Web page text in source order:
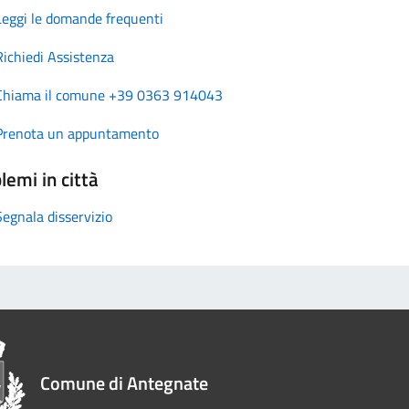
le domande frequenti
Assistenza
il comune +39 0363 914043
un appuntamento
in città
disservizio
Comune di Antegnate